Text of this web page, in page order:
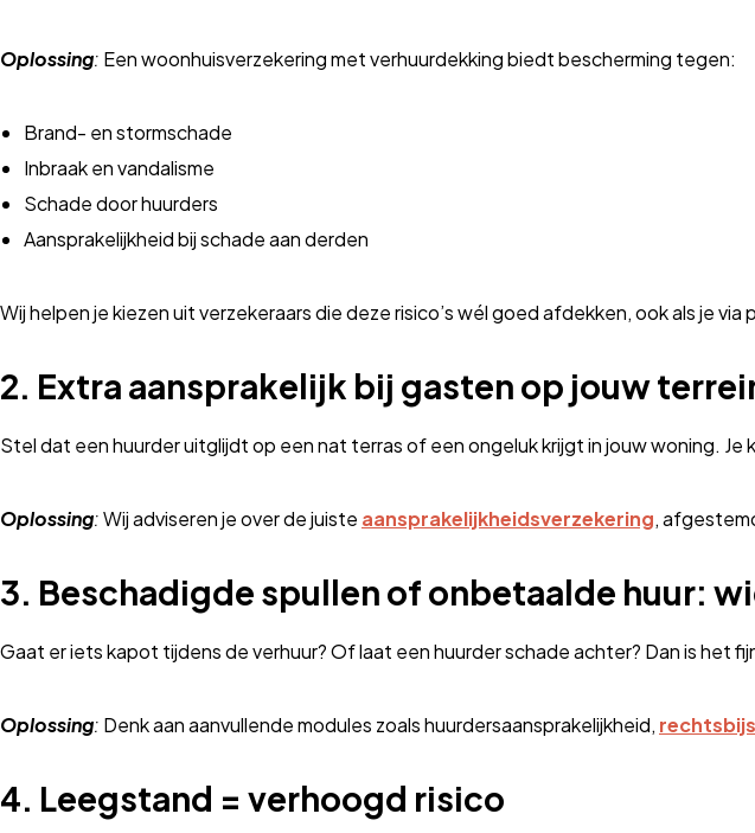
Oplossing: Een woonhuisverzekering met verhuurdekking biedt bescherming tegen:
Brand- en stormschade
Inbraak en vandalisme
Schade door huurders
Aansprakelijkheid bij schade aan derden
Wij helpen je kiezen uit verzekeraars die deze risico’s wél goed afdekken, ook als je via
2. Extra aansprakelijk bij gasten op jouw
Stel dat een huurder uitglijdt op een nat terras of een ongeluk krijgt in jouw woning.
Oplossing:Wij adviseren je over de juiste aansprakelijkheidsverzekering,
3. Beschadigde spullen of onbetaalde huur:
Gaat er iets kapot tijdens de verhuur? Of laat een huurder schade achter? Dan is het
Oplossing: Denk aan aanvullende modules zoals huurdersaansprakelijkheid,
4. Leegstand = verhoogd risico